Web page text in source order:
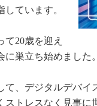
ています。
て20歳を迎え
巣立ち始めました。
て、デジタルデバ
ストレスなく見事に